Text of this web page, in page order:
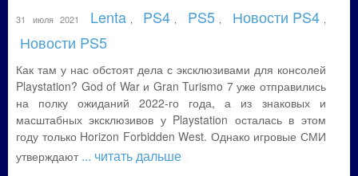
31 июля 2021 Lenta PS4 PS5 Новости PS4
Новости PS5
Как там у нас обстоят дела с эксклюзивами для консолей
Playstation? God of War и Gran Turismo 7 уже отправились
на полку ожиданий 2022-го года, а из знаковых и
масштабных эксклюзивов у Playstation осталась в этом
году только Horizon Forbidden West. Однако игровые СМИ
утверждают ... читать дальше